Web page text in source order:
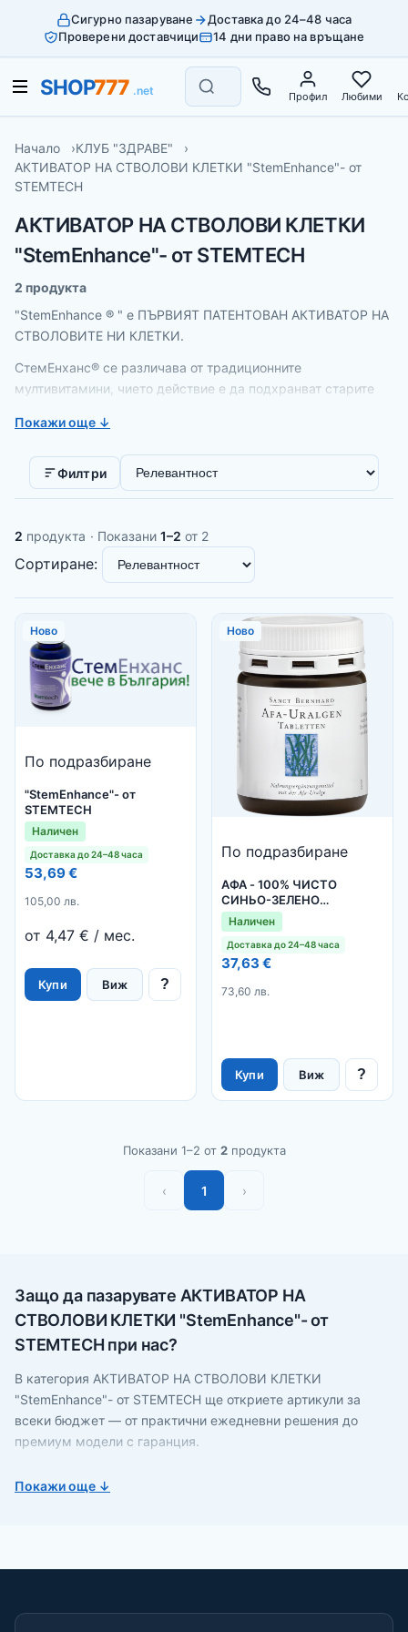
Сигурно пазаруване
Доставка до 24–48 часа
Проверени доставчици
14 дни право на връщане
Профил Любими
Начало
КЛУБ "ЗДРАВЕ"
АКТИВАТОР НА СТВОЛОВИ КЛЕТКИ "StemEnhance"- от
STEMTECH
АКТИВАТОР НА СТВОЛОВИ КЛЕТКИ
"StemEnhance"- от STEMTECH
2 продукта
"StemEnhance ® " e ПЪРВИЯТ ПАТЕНТОВАН АКТИВАТОР НА
СТВОЛОВИТЕ НИ КЛЕТКИ.
СтемЕнханс® се различава от традиционните
мултивитамини, чието действие е да подхранват старите
отделяне на зрели стволови клетки- клетките "майки",
които подържат тъканта като се трансформират в нови
здрави клетки. За съвършенно здраве - АКТИВАТОР НА
СТВОЛОВИ КЛЕТКИ "StemEnhance"- от STEMTECH !
Покажи още ↓
Филтри Сортиране:
2 продукта · Показани 1–2 от 2
Сортиране:
Ново
По подразбиране
"StemEnhance"- от
STEMTECH
Наличен
Доставка до 24–48 часа
53,69 €
105,00 лв.
от 4,47 € / мес.
Купи Виж ?
Ново
По подразбиране
АФА - 100% ЧИСТО
СИНЬО-ЗЕЛЕНО
ВОДОРАСЛО
Наличен
Доставка до 24–48 часа
37,63 €
73,60 лв.
Купи Виж ?
Показани 1–2 от 2продукта
‹ 1 ›
Защо да пазарувате АКТИВАТОР НА
СТВОЛОВИ КЛЕТКИ "StemEnhance"- от
STEMTECH при нас?
В категория АКТИВАТОР НА СТВОЛОВИ КЛЕТКИ
"StemEnhance"- от STEMTECH ще откриете артикули за
всеки бюджет — от практични ежедневни решения до
премиум модели с гаранция.
цена и наличност.
Покажи още ↓